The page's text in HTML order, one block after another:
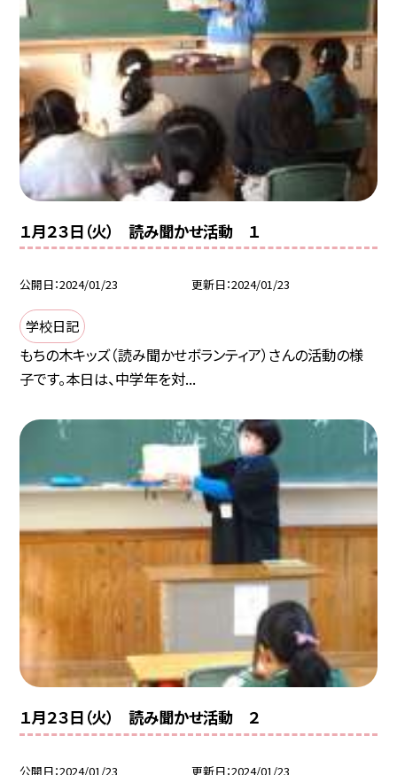
１月２３日（火） 読み聞かせ活動 １
公開日 2024/01/23 更新日 2024/01/23
学校日記
もちの木キッズ（読み聞かせボランティア）さんの活動の様
子です。本日は、中学年を対...
１月２３日（火） 読み聞かせ活動 ２
公開日 2024/01/23 更新日 2024/01/23